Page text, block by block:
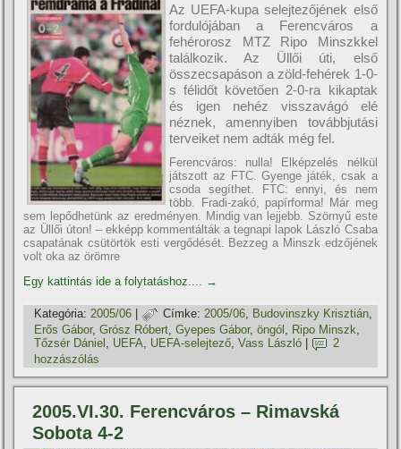
Az UEFA-kupa selejtezőjének első
fordulójában a Ferencváros a
fehérorosz MTZ Ripo Minszkkel
találkozik. Az Üllői úti, első
összecsapáson a zöld-fehérek 1-0-
s félidőt követően 2-0-ra kikaptak
és igen nehéz visszavágó elé
néznek, amennyiben továbbjutási
terveiket nem adták még fel.
Ferencváros: nulla! Elképzelés nélkül
játszott az FTC. Gyenge játék, csak a
csoda segí­thet. FTC: ennyi, és nem
több. Fradi-zakó, papí­rforma! Már meg
sem lepődhetünk az eredményen. Mindig van lejjebb. Szörnyű este
az Üllői úton! – ekképp kommentálták a tegnapi lapok László Csaba
csapatának csütörtök esti vergődését. Bezzeg a Minszk edzőjének
volt oka az örömre
Egy kattintás ide a folytatáshoz....
→
Kategória: 2005/06 | Címke: 2005/06, Budovinszky Krisztián,
Erős Gábor,Grósz Róbert ,Gyepes Gábor,öngól Ripo Minszk
Tőzsér Dániel , UEFA, UEFA-selejtező,Vass László
2
hozzászólás
2005.VI.30. Ferencváros – Rimavská
Sobota 4-2